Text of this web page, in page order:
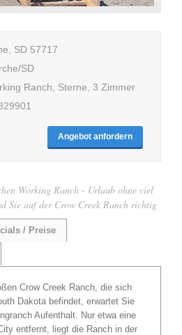
SD 57717
SD
Ranch, Sterne, 3 Zimmer
Angebot anfordern
Working Ranch - Urlaub ohne viel
Sie auf der Crow Creek Ranch richtig
/ Preise
Crow Creek Ranch, die sich
Dakota befindet, erwartet Sie
Aufenthalt. Nur etwa eine
entfernt, liegt die Ranch in der